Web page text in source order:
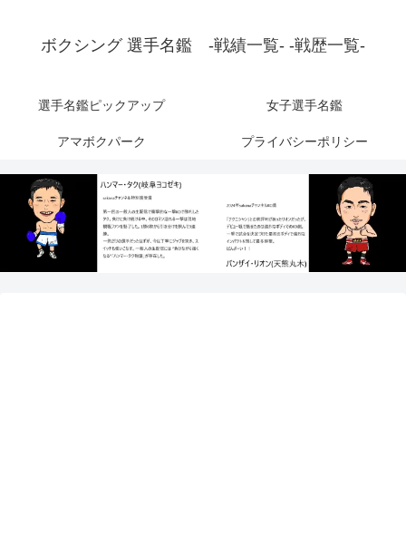
ボクシング 選手名鑑 -戦績一覧- -戦歴一覧-
選手名鑑ピックアップ 女子選手名鑑
アマボクパーク プライバシーポリシー